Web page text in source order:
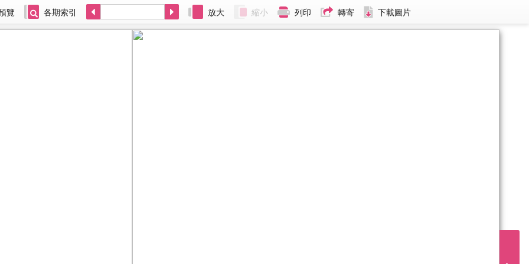
覽 各期索引 放大 縮小 列印 轉寄 下載圖片